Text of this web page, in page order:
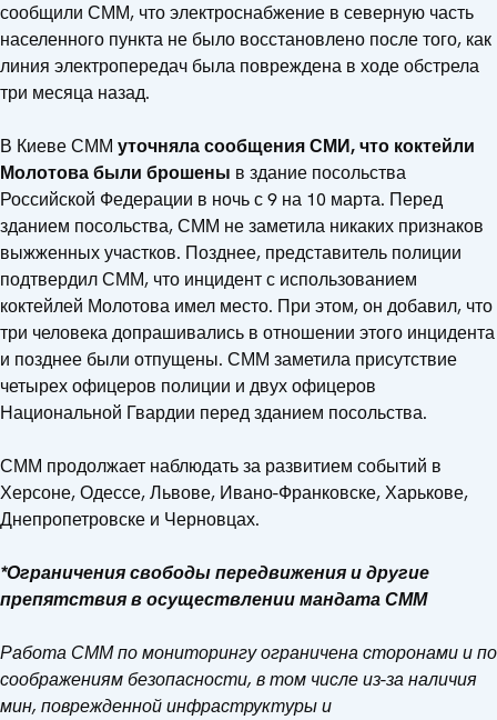
сообщили СММ, что электроснабжение в северную часть
населенного пункта не было восстановлено после того, как
линия электропередач была повреждена в ходе обстрела
три месяца назад.
В Киеве СММ уточняла сообщения СМИ, что коктейли
Молотова были брошены в здание посольства
Российской Федерации в ночь с 9 на 10 марта. Перед
зданием посольства, СММ не заметила никаких признаков
выжженных участков. Позднее, представитель полиции
подтвердил СММ, что инцидент с использованием
коктейлей Молотова имел место. При этом, он добавил, что
три человека допрашивались в отношении этого инцидента
и позднее были отпущены. СММ заметила присутствие
четырех офицеров полиции и двух офицеров
Национальной Гвардии перед зданием посольства.
СММ продолжает наблюдать за развитием событий в
Херсоне, Одессе, Львове, Ивано-Франковске, Харькове,
Днепропетровске и Черновцах.
*Ограничения свободы передвижения и другие
препятствия в осуществлении мандата СММ
Работа СММ по мониторингу ограничена сторонами и по
соображениям безопасности, в том числе из-за наличия
мин, поврежденной инфраструктуры и